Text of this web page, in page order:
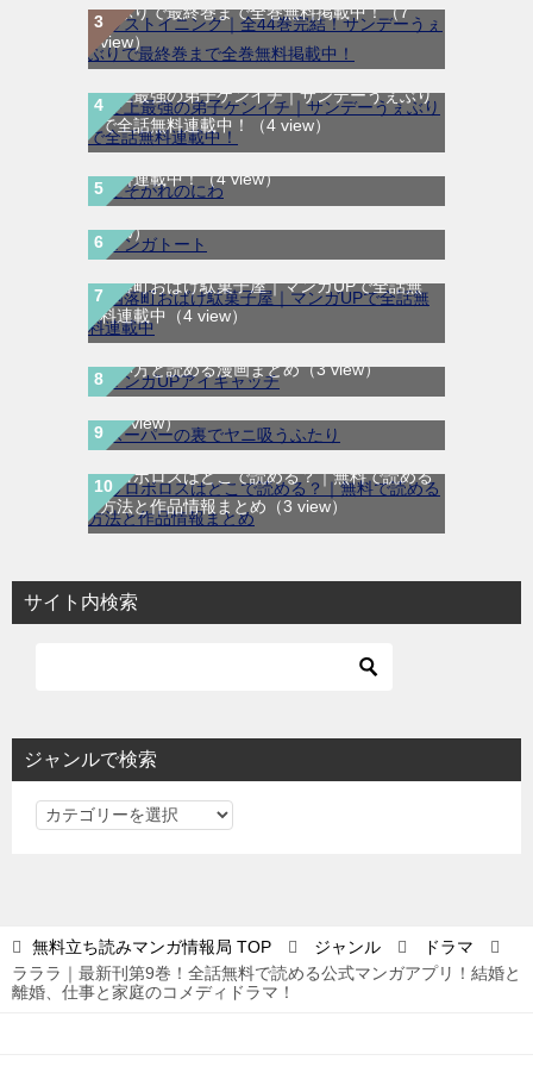
ぇぶりで最終巻まで全巻無料掲載中！（7
view）
史上最強の弟子ケンイチ｜サンデーうぇぶり
で全話無料連載中！
（4 view）
たそがれのにわ｜全2巻完結！マンガUP!で
無料連載中！（4 view）
マンガトート｜リニューアルして新登場！女
性向けの漫画が読めるマンガアプリ！（4
view）
幽落町おばけ駄菓子屋｜マンガUPで全話無
料連載中
（4 view）
マンガUP!は無料で読める？作品チケットの
使い方と読める漫画まとめ（3 view）
スーパーの裏でヤニ吸うふたりはどこで読め
る？マンガUP!で読む方法と作品情報まとめ
（3 view）
ウロボロスはどこで読める？｜無料で読める
方法と作品情報まとめ （3 view）
サイト内検索
ジャンルで検索
ジ
検
索
無料立ち読みマンガ情報局 TOP ジャンル
ドラマ
ラララ｜最新刊第9巻！全話無料で読める公式マンガアプリ！結婚と
離婚、仕事と家庭のコメディドラマ！